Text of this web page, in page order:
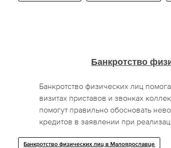
Банкротство
Банкротство физических лиц
визитах приставов и звонках
помогут правильно обосновать
кредитов в заявлении при
Банкротство физических лиц в Малоярославце